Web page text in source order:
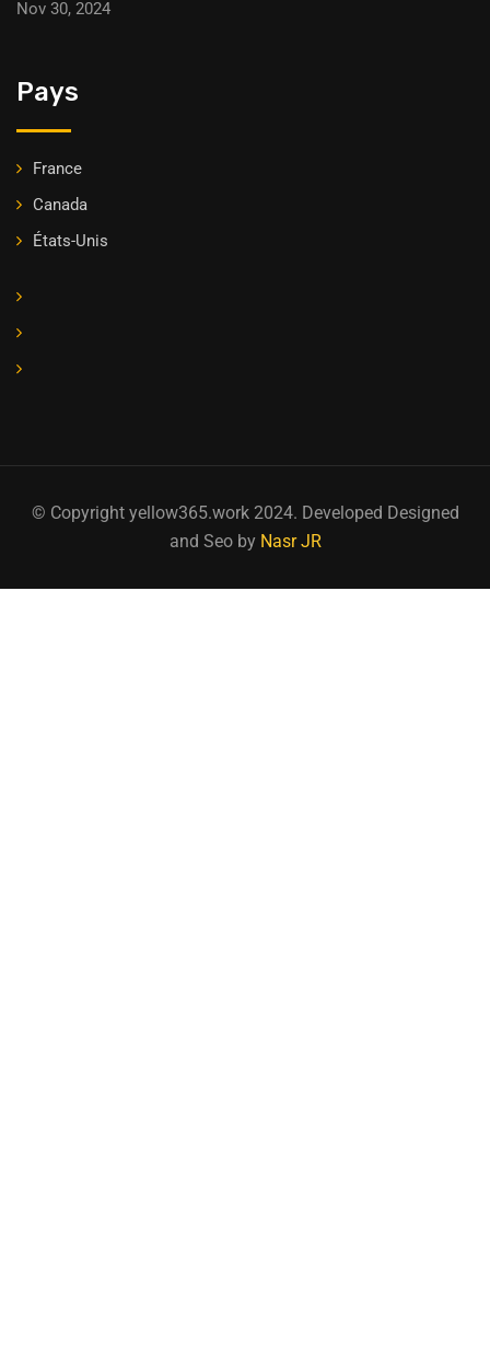
Nov 30, 2024
Pays
France
Canada
États-Unis
© Copyright yellow365.work 2024. Developed Designed
and Seo by Nasr JR